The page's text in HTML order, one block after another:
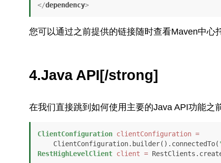
</dependency>
您可以通过之前提供的链接随时查看Maven中心
4.Java API[/strong]
在我们直接跳到如何使用主要的Java API功能之
ClientConfiguration clientConfiguration =
    ClientConfiguration.builder().connectedTo(
RestHighLevelClient client =